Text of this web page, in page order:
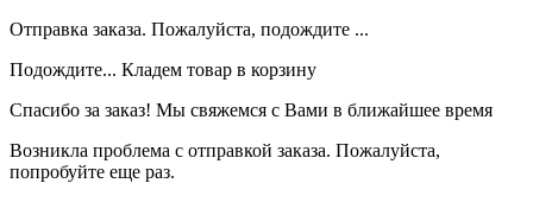
Отправка заказа. Пожалуйста, подождите ...
Подождите... Кладем товар в корзину
Спасибо за заказ! Мы свяжемся с Вами в ближайшее время
Возникла проблема с отправкой заказа. Пожалуйста,
попробуйте еще раз.